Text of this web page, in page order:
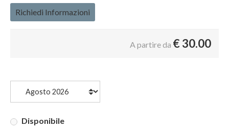
Richiedi Informazioni
A partire da €30.00
Disponibile